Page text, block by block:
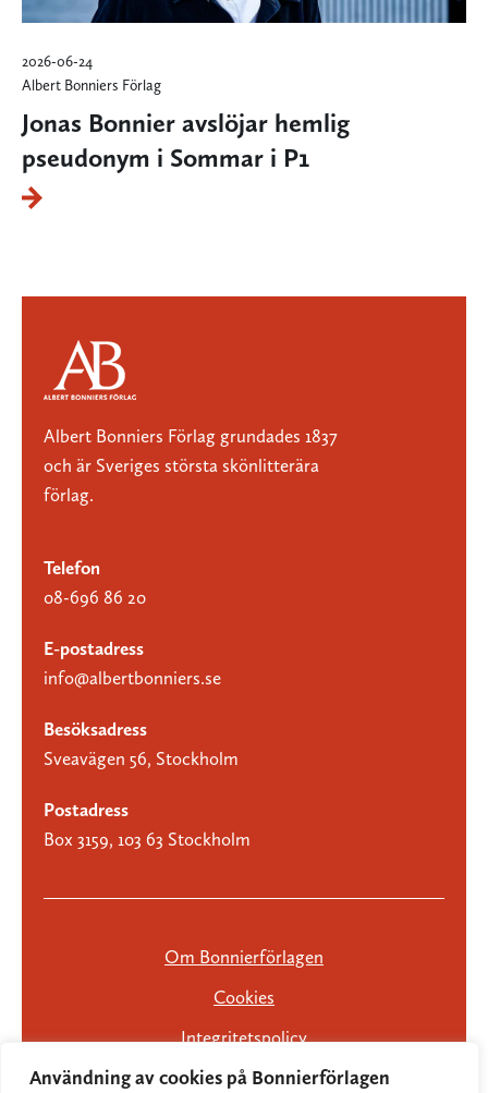
Användning av cookies på Bonnierförlagen
2026-06-24
Albert Bonniers Förlag
Jonas Bonnier avslöjar hemlig
pseudonym i Sommar i P1
Albert Bonniers Förlag grundades 1837
och är Sveriges största skönlitterära
förlag.
Telefon
08-696 86 20
E-postadress
info@albertbonniers.se
Besöksadress
Sveavägen 56, Stockholm
Postadress
Box 3159, 103 63 Stockholm
Om Bonnierförlagen
Cookies
Integritetspolicy